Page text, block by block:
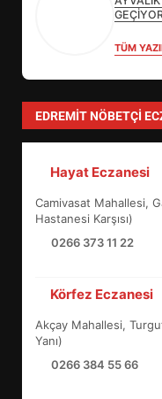
TÜM
EDREMIT NÖBETÇI
Hayat Eczanesi
Camivasat Mahallesi,
Hastanesi Karşısı)
0266 373 11 22
Körfez Eczanesi
Akçay Mahallesi,
Yanı)
0266 384 55 66
3
4
5